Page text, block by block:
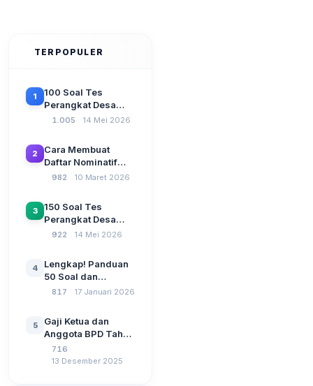
TERPOPULER
1
100 Soal Tes
Perangkat Desa
Terbaru 2026
CAT Berbasis UU
Desa No. 3 Tahun
2024
1.005 14 Mei 2026
2
Cara Membuat
Daftar Nominatif
Siltap di Aplikasi
SPP Pencairan
Dana Desa
982 10 Maret 2026
3
150 Soal Tes
Perangkat Desa
2026: Administrasi
Kebangsaan, dan
Komputer Beserta
Jawaban Paling
922 14 Mei 2026
4
Lengkap! Panduan
50 Soal dan
Jawaban Tes
Berdasarkan UU No
3 Tahun 2024
817 17 Januari 2026
5
Gaji Ketua dan
Anggota BPD Tahun
2026, Berapa
Besarannya? Ada
716
13 Desember 2025